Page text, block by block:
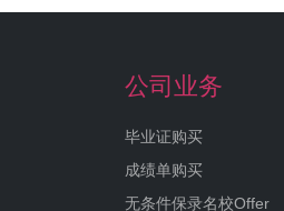
公司业务
毕业证购买
成绩单购买
无条件保录名校Offer